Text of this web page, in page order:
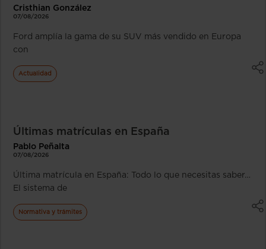
Cristhian González
07/08/2026
Ford amplía la gama de su SUV más vendido en Europa
con
Actualidad
Últimas matrículas en España
Pablo Peñalta
07/08/2026
Última matrícula en España: Todo lo que necesitas saber…
El sistema de
Normativa y trámites